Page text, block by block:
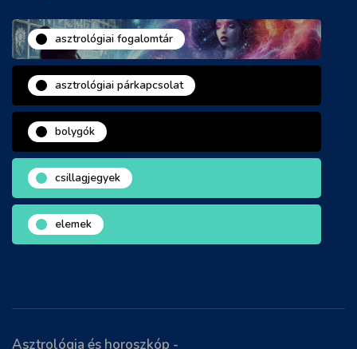
asztrológiai fogalomtár
asztrológiai párkapcsolat
bolygók
csillagjegyek
elemek
Asztrológia és horoszkóp -